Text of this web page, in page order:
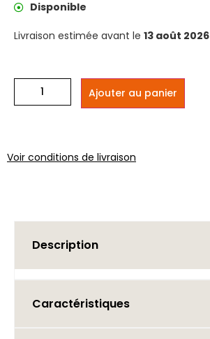
Disponible
Livraison estimée avant le 13 août 2026
Ajouter au panier
Voir conditions de livraison
Description
Caractéristiques